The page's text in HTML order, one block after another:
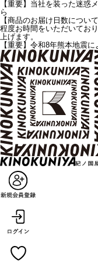
【重要】当社を装った迷
ら
【商品のお届け日数につい
程度お時間をいただいてお
上げます。
【重要】令和8年熊本地震